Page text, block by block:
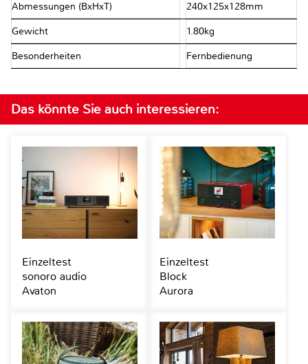
Abmessungen (BxHxT) 240x125x128mm
Gewicht 1.80kg
Besonderheiten Fernbedienung
Das könnte Sie auch interessieren:
Einzeltest
sonoro audio
Avaton
Einzeltest
Block
Aurora